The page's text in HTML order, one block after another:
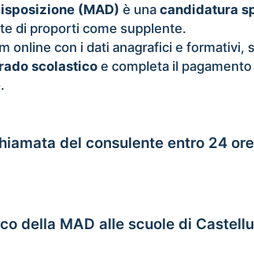
(MAD) è unacandidatura
di proporti come supplente.
online con i dati anagrafici e formativi,
scolasticoe completa il
del consulente entro 24 ore
della MAD alle scuole di